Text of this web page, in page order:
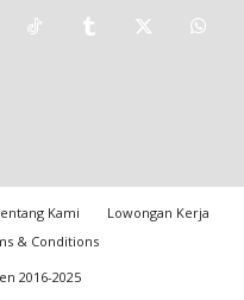
Kami
Lowongan Kerja
& Conditions
2016-2025